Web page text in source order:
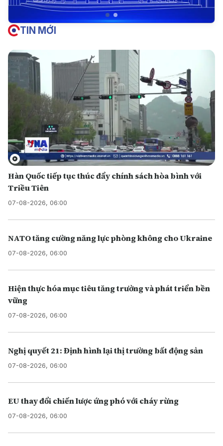
TIN MỚI
Hàn Quốc tiếp tục thúc đẩy chính sách hòa bình với
Triều Tiên
07-08-2026, 06:00
NATO tăng cường năng lực phòng không cho Ukraine
07-08-2026, 06:00
Hiện thực hóa mục tiêu tăng trưởng và phát triển bền
vững
07-08-2026, 06:00
Nghị quyết 21: Định hình lại thị trường bất động sản
07-08-2026, 06:00
EU thay đổi chiến lược ứng phó với cháy rừng
07-08-2026, 06:00